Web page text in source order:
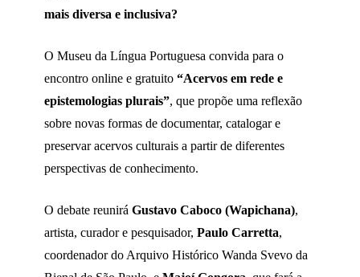
mais diversa e inclusiva?
O Museu da Língua Portuguesa convida para o
encontro online e gratuito “Acervos em rede e
epistemologias plurais”, que propõe uma reflexão
sobre novas formas de documentar, catalogar e
preservar acervos culturais a partir de diferentes
perspectivas de conhecimento.
O debate reunirá Gustavo Caboco (Wapichana),
artista, curador e pesquisador, Paulo Carretta,
coordenador do Arquivo Histórico Wanda Svevo da